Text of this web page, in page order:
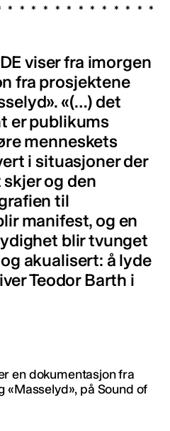
viser fra imorgen
fra prosjektene
«(…) det
er publikums
menneskets
i situasjoner der
og den
til
manifest, og en
blir tvunget
akualisert: å lyde
Teodor Barth i
en dokumentasjon fra
«Masselyd», på Sound of